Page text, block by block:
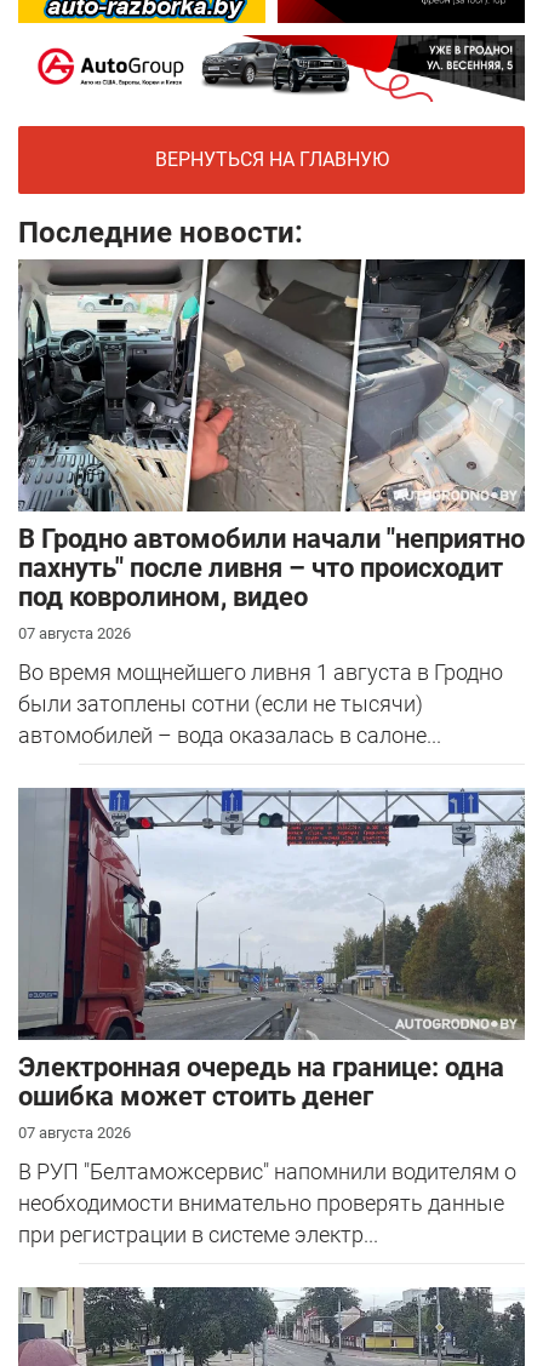
ВЕРНУТЬСЯ НА ГЛАВНУЮ
Последние новости:
В Гродно автомобили начали "неприятно
пахнуть" после ливня – что происходит
под ковролином, видео
07 августа 2026
Во время мощнейшего ливня 1 августа в Гродно
были затоплены сотни (если не тысячи)
автомобилей – вода оказалась в салоне...
Электронная очередь на границе: одна
ошибка может стоить денег
07 августа 2026
В РУП "Белтаможсервис" напомнили водителям о
необходимости внимательно проверять данные
при регистрации в системе электр...